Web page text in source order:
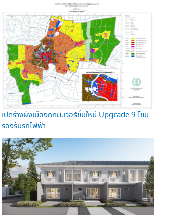
เปิดร่างผังเมืองกทม.เวอร์ชั่นใหม่ Upgrade 9 โซน
รองรับรถไฟฟ้า